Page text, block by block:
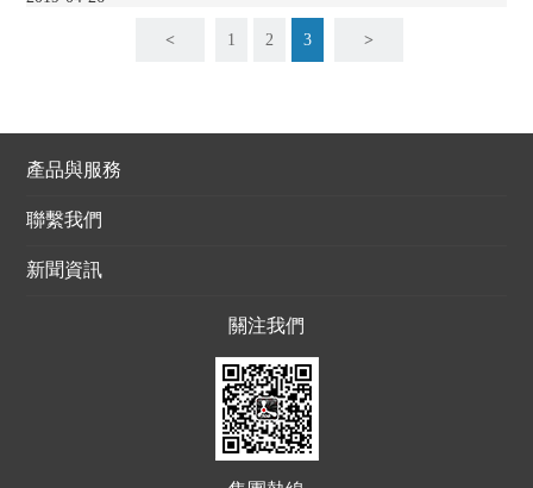
< 1 2 3 >
產品與服務
聯繫我們
新聞資訊
關注我們